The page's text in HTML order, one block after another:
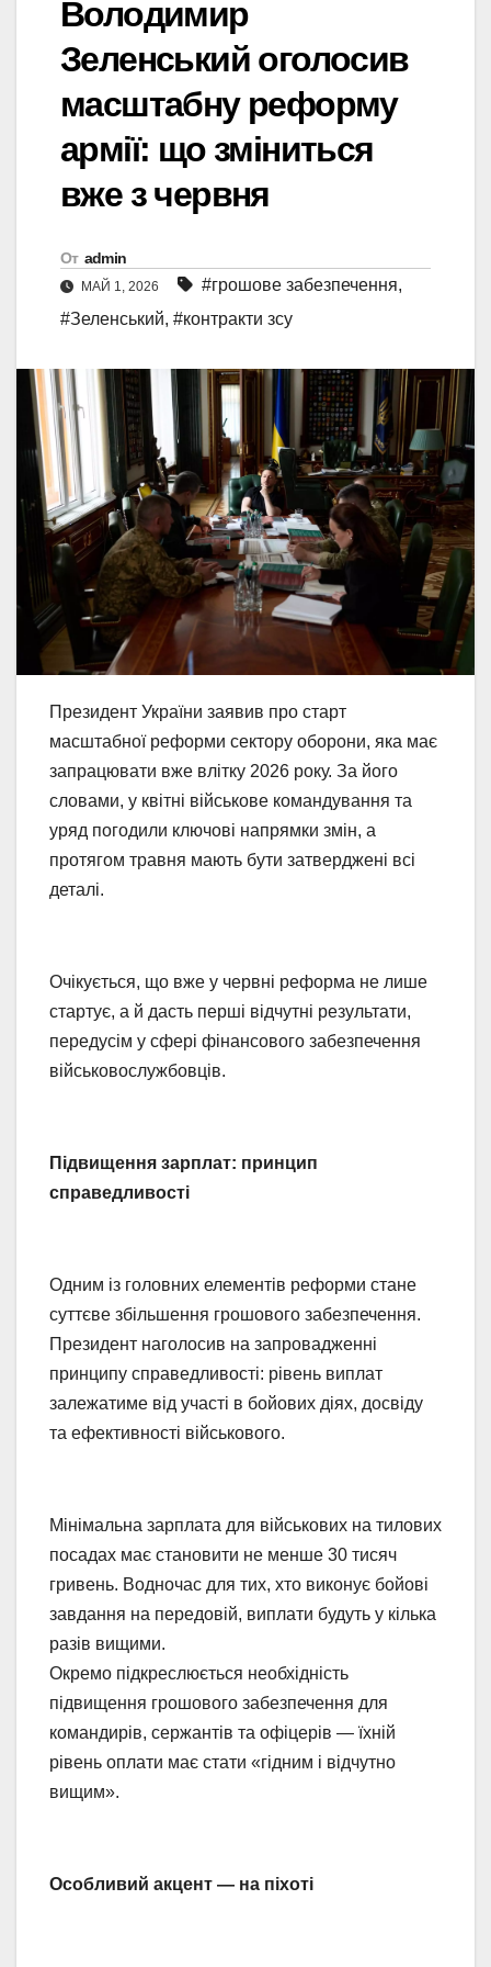
Володимир
Зеленський оголосив
масштабну реформу
армії: що зміниться
вже з червня
От admin
МАЙ 1, 2026 #грошове забезпечення,
#Зеленський, #контракти зсу
Президент України заявив про старт
масштабної реформи сектору оборони, яка має
запрацювати вже влітку 2026 року. За його
словами, у квітні військове командування та
уряд погодили ключові напрямки змін, а
протягом травня мають бути затверджені всі
деталі.
Очікується, що вже у червні реформа не лише
стартує, а й дасть перші відчутні результати,
передусім у сфері фінансового забезпечення
військовослужбовців.
Підвищення зарплат: принцип
справедливості
Одним із головних елементів реформи стане
суттєве збільшення грошового забезпечення.
Президент наголосив на запровадженні
принципу справедливості: рівень виплат
залежатиме від участі в бойових діях, досвіду
та ефективності військового.
Мінімальна зарплата для військових на тилових
посадах має становити не менше 30 тисяч
гривень. Водночас для тих, хто виконує бойові
завдання на передовій, виплати будуть у кілька
разів вищими.
Окремо підкреслюється необхідність
підвищення грошового забезпечення для
командирів, сержантів та офіцерів — їхній
рівень оплати має стати «гідним і відчутно
вищим».
Особливий акцент — на піхоті